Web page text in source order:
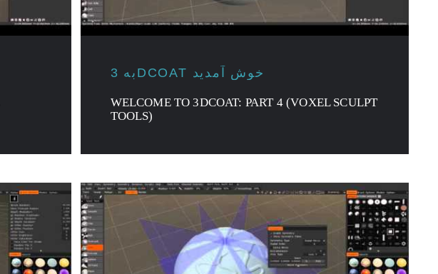
به 3DCOAT خوش آمدید
WELCOME TO 3DCOAT: PART 4 (VOXEL SCULPT
TOOLS)